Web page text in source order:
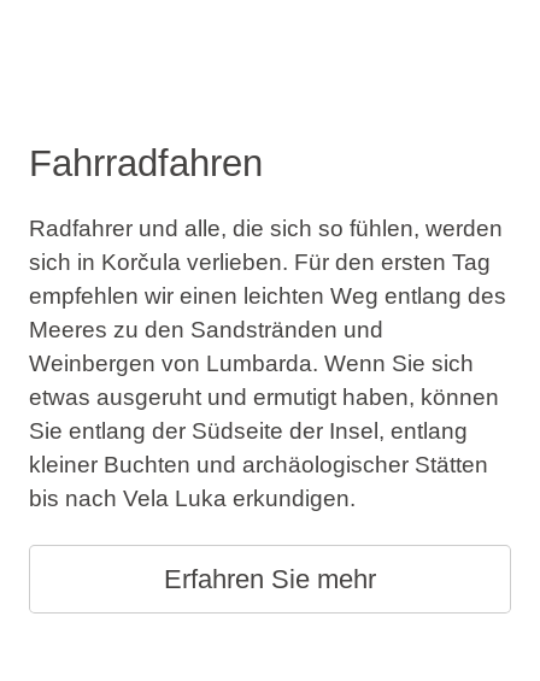
Fahrradfahren
Radfahrer und alle, die sich so fühlen, werden
sich in Korčula verlieben. Für den ersten Tag
empfehlen wir einen leichten Weg entlang des
Meeres zu den Sandstränden und
Weinbergen von Lumbarda. Wenn Sie sich
etwas ausgeruht und ermutigt haben, können
Sie entlang der Südseite der Insel, entlang
kleiner Buchten und archäologischer Stätten
bis nach Vela Luka erkundigen.
Erfahren Sie mehr